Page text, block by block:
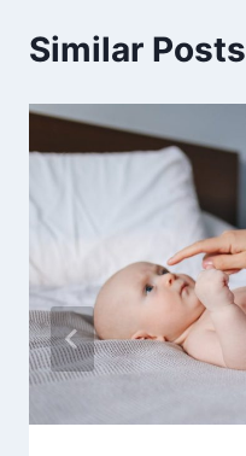
Similar Posts